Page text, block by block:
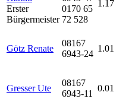
Erster
Bürgermeister
0170 65
72 528
1.17
Götz Renate
08167
6943-24
1.01
Gresser Ute
08167
6943-11
0.01